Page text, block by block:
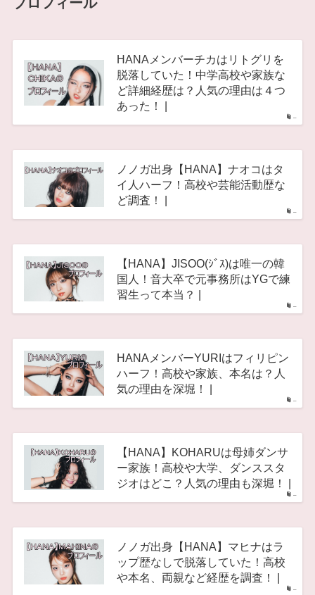
–
HANAメンバーチカはリトグリを
脱落していた！中学高校や家族な
ど詳細経歴は？人気の理由は４つ
あった！ |
–
ノノガ出身【HANA】ナオコはタ
イ人ハーフ！高校や芸能活動歴な
ど調査！ |
–
【HANA】JISOO(ｼﾞｽ)は唯一の韓
国人！音大卒で元事務所はYGで練
習生って本当？ |
–
HANAメンバーYURIはフィリピン
ハーフ！高校や家族、本名は？人
気の理由を深堀！ |
–
【HANA】KOHARUは母姉ダンサ
ー家族！高校や大学、ダンススタ
ジオはどこ？人気の理由も深堀！ |
–
ノノガ出身【HANA】マヒナはラ
ップ歴なしで脱落していた！高校
や本名、両親など経歴を調査！ |